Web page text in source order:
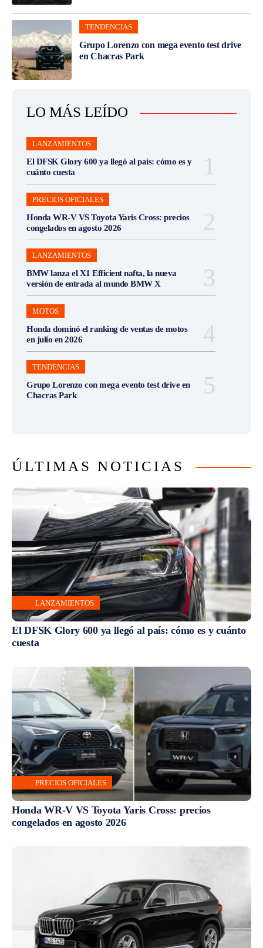
TENDENCIAS
Grupo Lorenzo con mega evento test drive
en Chacras Park
LO MÁS LEÍDO
LANZAMIENTOS
El DFSK Glory 600 ya llegó al país: cómo es y
cuánto cuesta
PRECIOS OFICIALES
Honda WR-V VS Toyota Yaris Cross: precios
congelados en agosto 2026
LANZAMIENTOS
BMW lanza el X1 Efficient nafta, la nueva
versión de entrada al mundo BMW X
MOTOS
Honda dominó el ranking de ventas de motos
en julio en 2026
TENDENCIAS
Grupo Lorenzo con mega evento test drive en
Chacras Park
ÚLTIMAS NOTICIAS
LANZAMIENTOS
El DFSK Glory 600 ya llegó al país: cómo es y cuánto
cuesta
PRECIOS OFICIALES
Honda WR-V VS Toyota Yaris Cross: precios
congelados en agosto 2026